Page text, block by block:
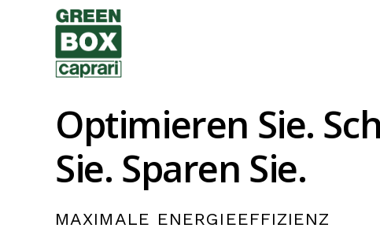
Optimieren Sie.
Sie. Sparen Sie.
MAXIMALE ENERGIEEFFIZIENZ